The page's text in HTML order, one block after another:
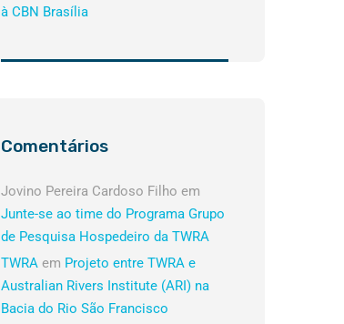
à CBN Brasília
Comentários
Jovino Pereira Cardoso Filho em
Junte-se ao time do Programa Grupo
de Pesquisa Hospedeiro da TWRA
TWRA em Projeto entre TWRA e
Australian Rivers Institute (ARI) na
Bacia do Rio São Francisco